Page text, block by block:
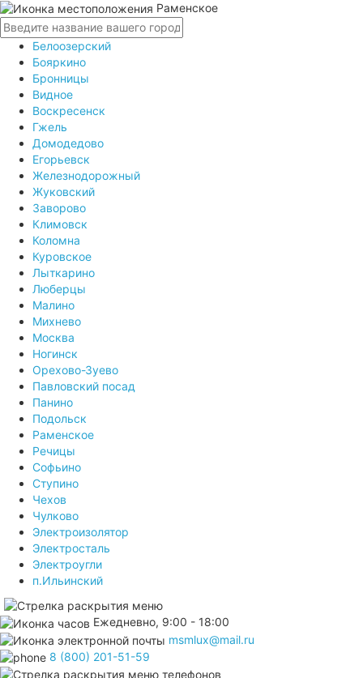
Раменское
Белоозерский
Бояркино
Бронницы
Видное
Воскресенск
Гжель
Домодедово
Егорьевск
Железнодорожный
Жуковский
Заворово
Климовск
Коломна
Куровское
Лыткарино
Люберцы
Малино
Михнево
Москва
Ногинск
Орехово-Зуево
Павловский посад
Панино
Подольск
Раменское
Речицы
Софьино
Ступино
Чехов
Чулково
Электроизолятор
Электросталь
Электроугли
п.Ильинский
Ежедневно, 9:00 - 18:00
msmlux@mail.ru
8 (800) 201-51-59